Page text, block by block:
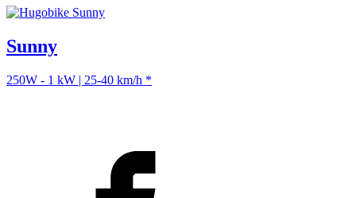
Sunny
250W - 1 kW | 25-40 km/h *